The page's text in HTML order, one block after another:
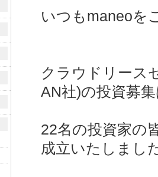
いつもmaneoを
クラウドリース
AN社)の投資募
22名の投資家の
成立いたしまし